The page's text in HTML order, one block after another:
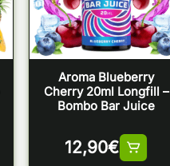
Aroma Blueberry
Cherry 20ml Longfill –
Bombo Bar Juice
12,90€